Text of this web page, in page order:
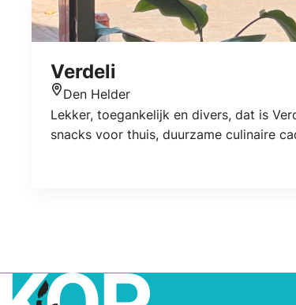
Verdeli
Den Helder
Lekker, toegankelijk en divers, dat is
snacks voor thuis, duurzame culinaire